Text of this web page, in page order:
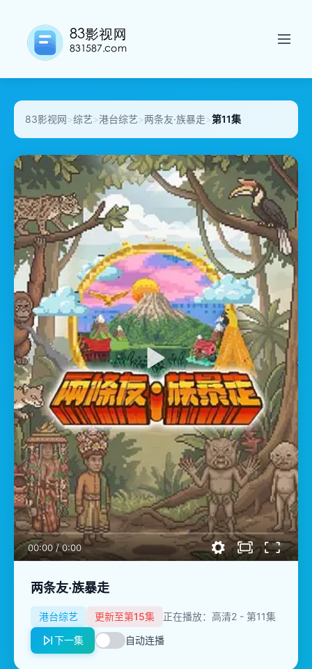
83影视网>综艺>港台综艺>两条友·族暴走>第11集
00:00/0:00
两条友·族暴走
港台综艺 更新至第15集
正在播放：高清2 - 第11集
下一集
自动连播